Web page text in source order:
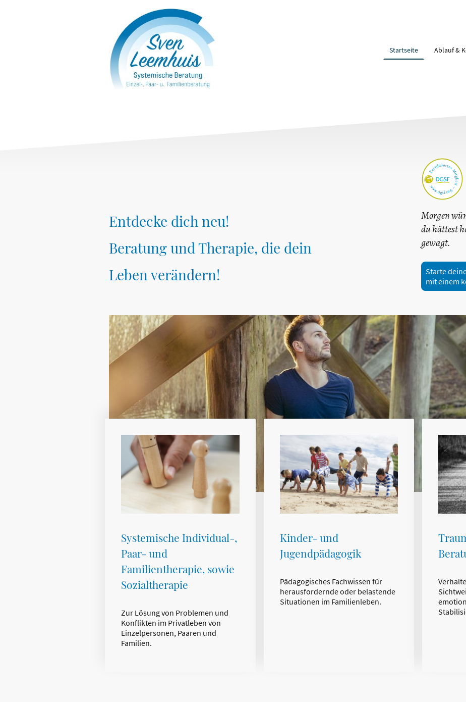
Startseite Ablauf &
Entdecke dich neu!
Beratung und Therapie, die dein
Leben verändern!
Morgen
du hättest
gewagt.
Starte
mit einem
Systemische Individual-,
Paar- und
Familientherapie, sowie
Sozialtherapie
Zur Lösung von Problemen und
Konflikten im Privatleben von
Einzel­personen, Paaren und
Familien.
Kinder- und
Jugendpädagogik
Pädagogisches Fachwissen für
herausfordernde oder belastende
Situationen im Familienleben.